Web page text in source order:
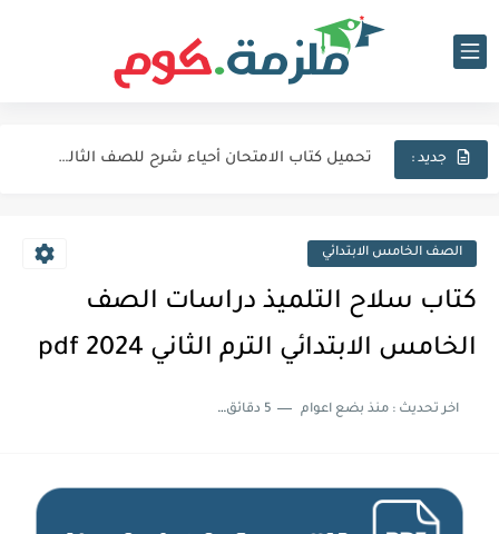
جديد : تحميل كتاب الامتحان أحياء شرح للصف الثالث الثانوي 2027 pdf
اجابات كتاب المعاصر انجليزي للصف الثالث الثانوى 2025 pdf الترم...
تحميل كتاب الايزو مراجعة نهائية فى الكيمياء بالاجابات للصف الثالث...
الصف الخامس الابتدائي
كتاب سلاح التلميذ دراسات الصف
الخامس الابتدائي الترم الثاني 2024 pdf
اخر تحديث :منذ بضع اعوام 5 دقائق للقراءة